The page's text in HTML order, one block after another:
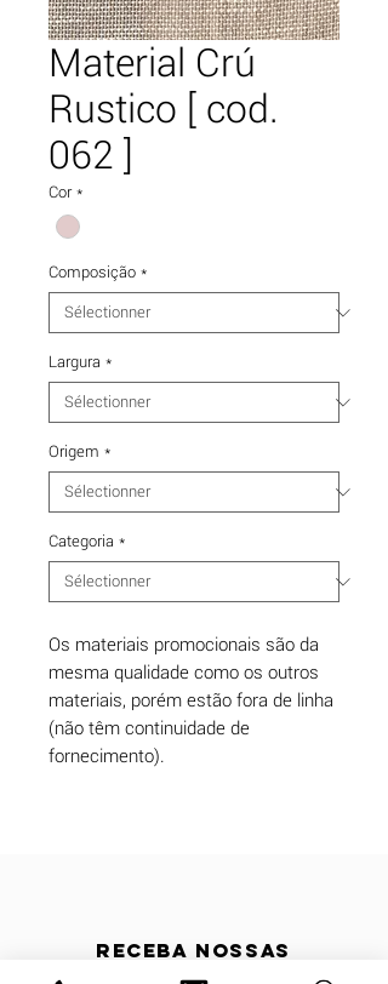
Material Crú
Rustico [ cod.
062 ]
Cor *
Composição *
Largura *
Origem *
Categoria *
Os materiais promocionais são da
mesma qualidade como os outros
materiais, porém estão fora de linha
(não têm continuidade de
fornecimento).
Receba nossas
atualizações